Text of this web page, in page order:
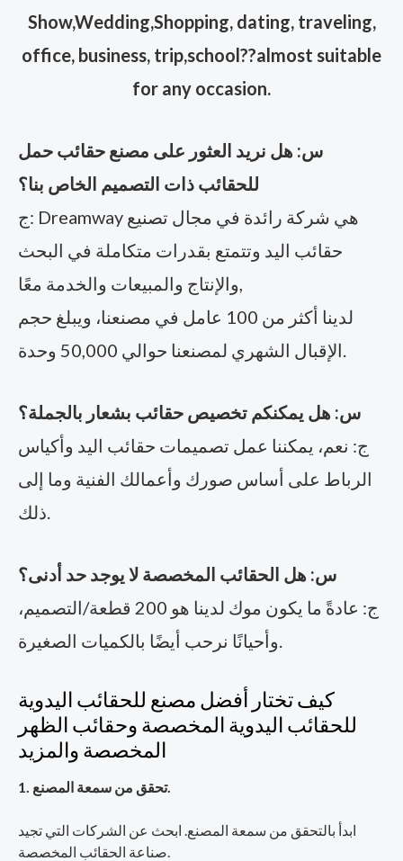
Show,Wedding,Shopping, dating, traveling,
office, business, trip,school??almost suitable
for any occasion.
س: هل نريد العثور على مصنع حقائب حمل
للحقائب ذات التصميم الخاص بنا؟
ج: Dreamway هي شركة رائدة في مجال تصنيع
حقائب اليد وتتمتع بقدرات متكاملة في البحث
لدينا أكثر من 100 عامل في مصنعنا، ويبلغ حجم
س: هل يمكنكم تخصيص حقائب بشعار بالجملة؟
ج: نعم، يمكننا عمل تصميمات حقائب اليد وأكياس
الرباط على أساس صورك وأعمالك الفنية وما إلى
س: هل الحقائب المخصصة لا يوجد حد أدنى؟
ج: عادةً ما يكون موك لدينا هو 200 قطعة/التصميم،
كيف تختار أفضل مصنع للحقائب اليدوية
للحقائب اليدوية المخصصة وحقائب الظهر
المخصصة والمزيد
1. تحقق من سمعة المصنع.
ابدأ بالتحقق من سمعة المصنع. ابحث عن الشركات التي تجيد